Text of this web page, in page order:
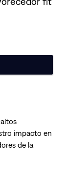
impacto en
de la